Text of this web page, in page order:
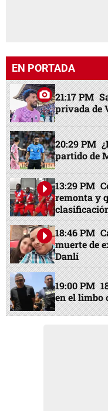
EN PORTADA
21:17 PM
privada de
20:29 PM
partido de
13:29 PM
remonta y
18:46 PM
muerte de
Danlí
19:00 PM
en el limbo